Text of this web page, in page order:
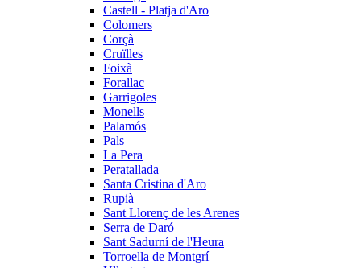
Castell - Platja d'Aro
Colomers
Corçà
Cruïlles
Foixà
Forallac
Garrigoles
Monells
Palamós
Pals
La Pera
Peratallada
Santa Cristina d'Aro
Rupià
Sant Llorenç de les Arenes
Serra de Daró
Sant Sadurní de l'Heura
Torroella de Montgrí